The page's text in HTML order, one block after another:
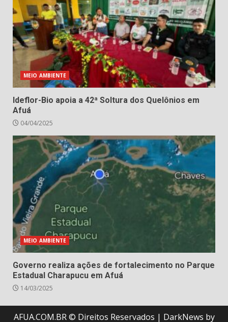
MEIO AMBIENTE
Ideflor-Bio apoia a 42ª Soltura dos Quelônios em
Afuá
04/04/2025
MEIO AMBIENTE
Governo realiza ações de fortalecimento no Parque
Estadual Charapucu em Afuá
14/03/2025
AFUA.COM.BR © Direitos Reservados | DarkNews by